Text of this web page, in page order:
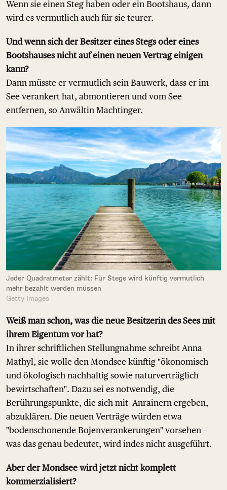
Wenn sie einen Steg haben oder ein Bootshaus, dann
wird es vermutlich auch für sie teurer.
Und wenn sich der Besitzer eines Stegs oder eines
Bootshauses nicht auf einen neuen Vertrag einigen
kann?
Dann müsste er vermutlich sein Bauwerk, dass er im
See verankert hat, abmontieren und vom See
entfernen, so Anwältin Machtinger.
Jeder Quadratmeter zählt: Für Stege wird künftig vermutlich
mehr bezahlt werden müssen
Getty Images
Weiß man schon, was die neue Besitzerin des Sees mit
ihrem Eigentum vor hat?
In ihrer schriftlichen Stellungnahme schreibt Anna
Mathyl, sie wolle den Mondsee künftig "ökonomisch
und ökologisch nachhaltig sowie naturverträglich
bewirtschaften". Dazu sei es notwendig, die
Berührungspunkte, die sich mit Anrainern ergeben,
abzuklären. Die neuen Verträge würden etwa
"bodenschonende Bojenverankerungen" vorsehen –
was das genau bedeutet, wird indes nicht ausgeführt.
Aber der Mondsee wird jetzt nicht komplett
kommerzialisiert?